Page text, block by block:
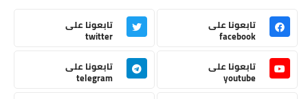
تابعونا على
facebook
تابعونا على
twitter
تابعونا على
youtube
تابعونا على
telegram